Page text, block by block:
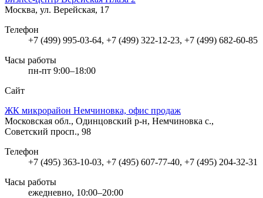
Москва, ул. Верейская, 17
Телефон
+7 (499) 995-03-64, +7 (499) 322-12-23, +7 (499) 682-60-85
Часы работы
пн-пт 9:00–18:00
Сайт
ЖК микрорайон Немчиновка, офис продаж
Московская обл., Одинцовский р-н, Немчиновка с.,
Советский просп., 98
Телефон
+7 (495) 363-10-03, +7 (495) 607-77-40, +7 (495) 204-32-31
Часы работы
ежедневно, 10:00–20:00